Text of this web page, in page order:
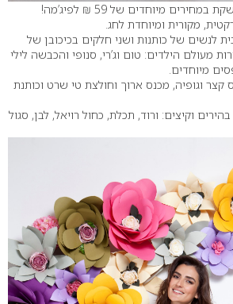
מיוחדים של 59 ₪ לפיג’מה!
מקורית ומיוחדת לחג.
לנשים של כותנות ושני חלקים בכיכובן של
מעולם הילדים: טום וג’רי, סנופי והכבשה לילי
מיוחדים.
וגופיה, מכנס ארוך וחולצת טי שרט וכותנת
וקיצים: ורוד, תכלת, כחול רויאל, לבן, סגול